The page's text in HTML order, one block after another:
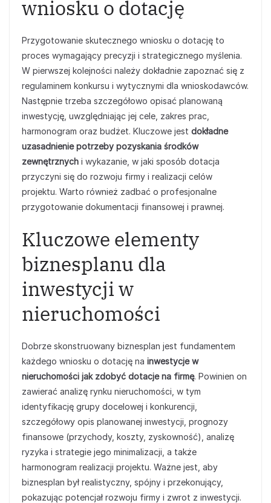
wniosku o dotację
Przygotowanie skutecznego wniosku o dotację to
proces wymagający precyzji i strategicznego myślenia.
W pierwszej kolejności należy dokładnie zapoznać się z
regulaminem konkursu i wytycznymi dla wnioskodawców.
Następnie trzeba szczegółowo opisać planowaną
inwestycję, uwzględniając jej cele, zakres prac,
harmonogram oraz budżet. Kluczowe jest dokładne
uzasadnienie potrzeby pozyskania środków
zewnętrznych i wykazanie, w jaki sposób dotacja
przyczyni się do rozwoju firmy i realizacji celów
projektu. Warto również zadbać o profesjonalne
przygotowanie dokumentacji finansowej i prawnej.
Kluczowe elementy
biznesplanu dla
inwestycji w
nieruchomości
Dobrze skonstruowany biznesplan jest fundamentem
każdego wniosku o dotację na inwestycje w
nieruchomości jak zdobyć dotacje na firmę. Powinien on
zawierać analizę rynku nieruchomości, w tym
identyfikację grupy docelowej i konkurencji,
szczegółowy opis planowanej inwestycji, prognozy
finansowe (przychody, koszty, zyskowność), analizę
ryzyka i strategie jego minimalizacji, a także
harmonogram realizacji projektu. Ważne jest, aby
biznesplan był realistyczny, spójny i przekonujący,
pokazując potencjał rozwoju firmy i zwrot z inwestycji.